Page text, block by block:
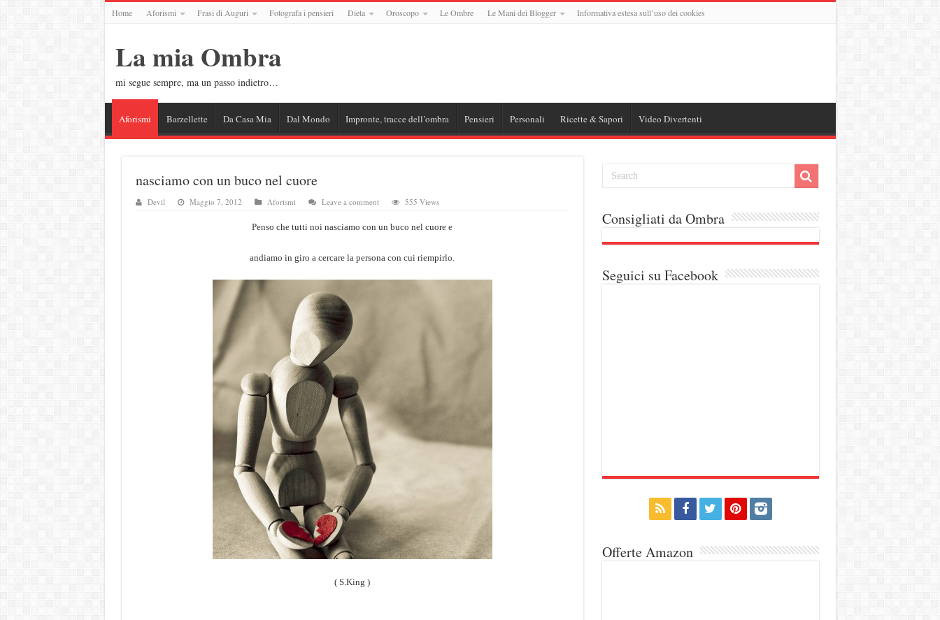
Home Aforismi Frasi di Auguri Fotografa i pensieri Dieta Oroscopo Le Ombre Le Mani dei Blogger Informativa estesa sull’uso dei cookies
La mia Ombra
mi segue sempre, ma un passo indietro…
Aforismi Barzellette Da Casa Mia Dal Mondo Impronte, tracce dell’ombra Pensieri Personali Ricette & Sapori Video Divertenti
nasciamo con un buco nel cuore
Devil Maggio 7, 2012 Aforismi Leave a comment 555 Views
Penso che tutti noi nasciamo con un buco nel cuore e
andiamo in giro a cercare la persona con cui riempirlo.
( S.King )
Consigliati da Ombra
Seguici su Facebook
Offerte Amazon